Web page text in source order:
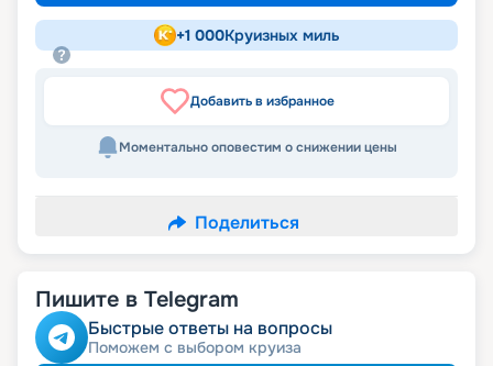
+1 000Круизных миль
Добавить в избранное
Моментально оповестим о снижении цены
Поделиться
Пишите в Telegram
Быстрые ответы на вопросы
Поможем с выбором круиза